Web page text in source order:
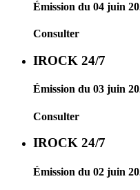
Émission du 04 juin
Consulter
IROCK 24/7
Émission du 03 juin
Consulter
IROCK 24/7
Émission du 02 juin